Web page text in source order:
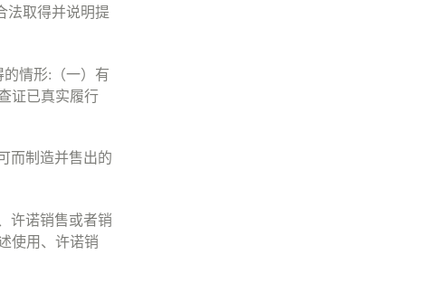
法取得并说明提
的情形: （一）有
证已真实履行
而制造并售出的
许诺销售或者销
使用、许诺销